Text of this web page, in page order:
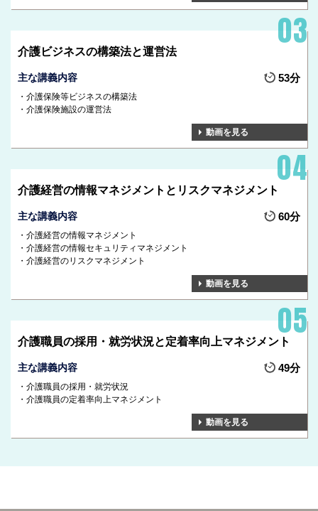
介護ビジネスの構築法と運営法
主な講義内容 53分
介護保険等ビジネスの構築法
介護保険施設の運営法
動画を見る
介護経営の情報マネジメントとリスクマネジメント
主な講義内容 60分
介護経営の情報マネジメント
介護経営の情報セキュリティマネジメント
介護経営のリスクマネジメント
動画を見る
介護職員の採用・就労状況と定着率向上マネジメント
主な講義内容 49分
介護職員の採用・就労状況
介護職員の定着率向上マネジメント
動画を見る